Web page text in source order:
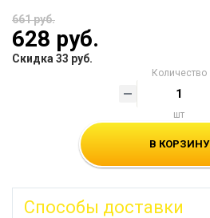
661 руб.
628 руб.
Скидка 33 руб.
Количество
шт
В КОРЗИНУ
Способы доставки